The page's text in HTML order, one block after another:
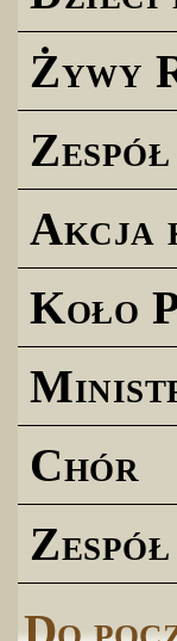
Żywy
Akcja
Koło
Chór